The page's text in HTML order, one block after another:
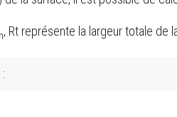
, Rt représente la largeur totale de